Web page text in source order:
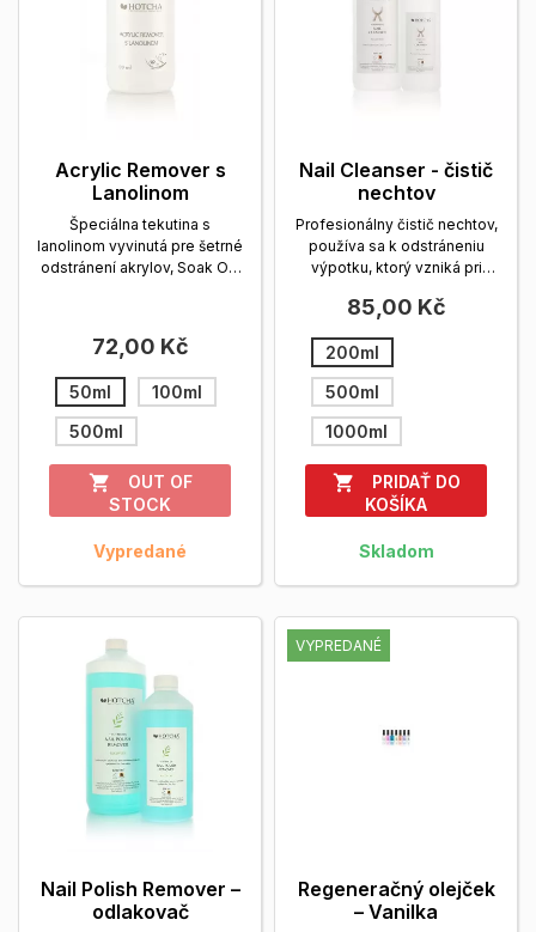
Acrylic Remover s
Lanolinom
Špeciálna tekutina s
lanolinom vyvinutá pre šetrné
odstránení akrylov, Soak Off
72,00 Kč
50ml
100ml
500ml

OUT OF
STOCK
Vypredané
Nail Cleanser - čistič
nechtov
Profesionálny čistič nechtov,
používa sa k odstráneniu
výpotku, ktorý vzniká pri
85,00 Kč
200ml
500ml
1000ml

PRIDAŤ DO
KOŠÍKA
Skladom
Nail Polish Remover –
odlakovač
VYPREDANÉ
Regeneračný olejček
– Vanilka